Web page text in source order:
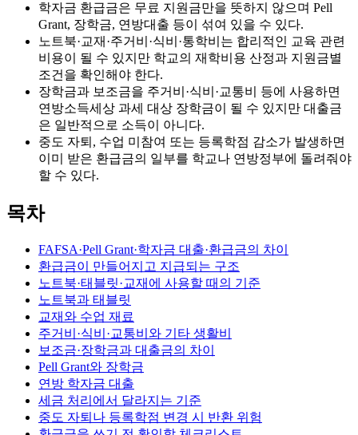
학자금 환급금은 무료 지원금만을 뜻하지 않으며 Pell
Grant, 장학금, 연방대출 등이 섞여 있을 수 있다.
노트북·교재·주거비·식비·통학비는 합리적인 교육 관련
비용이 될 수 있지만 학교의 재학비용 산정과 지원금별
조건을 확인해야 한다.
장학금과 보조금을 주거비·식비·교통비 등에 사용하면
연방소득세상 과세 대상 장학금이 될 수 있지만 대출금
은 일반적으로 소득이 아니다.
중도 자퇴, 수업 미참여 또는 등록학점 감소가 발생하면
이미 받은 환급금의 일부를 학교나 연방정부에 돌려줘야
할 수 있다.
목차
FAFSA·Pell Grant·학자금 대출·환급금의 차이
환급금이 만들어지고 지급되는 구조
노트북·태블릿·교재에 사용할 때의 기준
노트북과 태블릿
교재와 수업 재료
주거비·식비·교통비와 기타 생활비
보조금·장학금과 대출금의 차이
Pell Grant와 장학금
연방 학자금 대출
세금 처리에서 달라지는 기준
중도 자퇴나 등록학점 변경 시 반환 위험